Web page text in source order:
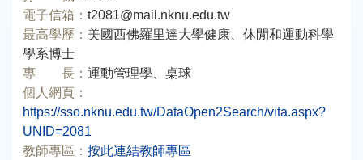
電子信箱： t2081@mail.nknu.edu.tw
最高學歷： 美國西佛羅里達大學健康、休閒和運動科學
學系博士
專 長： 運動管理學、桌球
個人網頁：
https://sso.nknu.edu.tw/DataOpen2Search/vita.aspx?
UNID=2081
教師專區： 按此連結教師專區